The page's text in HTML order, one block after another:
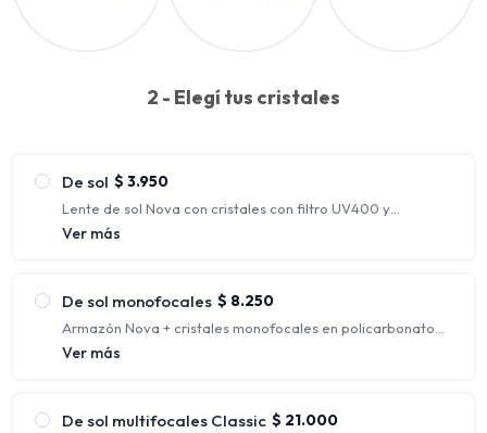
2 - Elegí tus cristales
De sol $ 3.950
Lente de sol Nova con cristales con filtro UV400 y
polarizados.
Ver más
De sol monofocales $ 8.250
Armazón Nova + cristales monofocales en policarbonato
con protección UV. (Rango de graduaciones incluidas:
Ver más
De sol multifocales Classic $ 21.000